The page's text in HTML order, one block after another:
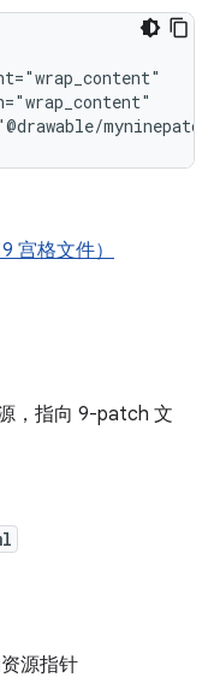
宫格文件）
，指向 9-patch 文
源指针